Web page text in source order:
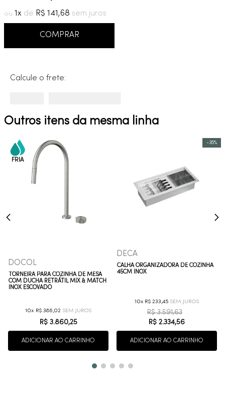
1 R$ 141,68
COMPRAR
Calcule o frete:
Outros itens da mesma linha
DOCOL
TORNEIRA PARA COZINHA DE MESA
COM DUCHA RETRÁTIL MIX & MATCH
INOX ESCOVADO
10 R$ 386,02
R$ 3.860,25
ADICIONAR AO CARRINHO
-35%
DECA
CALHA ORGANIZADORA DE COZINHA
45CM INOX
10 R$ 233,45
R$ 3.591,63
R$ 2.334,56
ADICIONAR AO CARRINHO
9
deca you
10º cobre escovado